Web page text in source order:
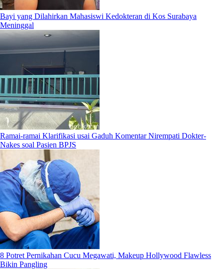
Bayi yang Dilahirkan Mahasiswi Kedokteran di Kos Surabaya
Meninggal
Ramai-ramai Klarifikasi usai Gaduh Komentar Nirempati Dokter-
Nakes soal Pasien BPJS
8 Potret Pernikahan Cucu Megawati, Makeup Hollywood Flawless
Bikin Pangling